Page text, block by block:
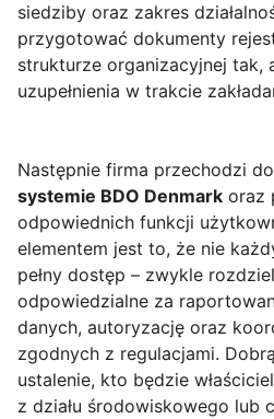
siedziby oraz zakres
przygotować dokumenty
strukturze organizacyjnej tak,
uzupełnienia w trakcie
Następnie firma przechodzi do
systemie BDO Denmark oraz
odpowiednich funkcji
elementem jest to, że nie
pełny dostęp – zwykle
odpowiedzialne za
danych, autoryzację oraz
zgodnych z regulacjami.
ustalenie, kto będzie
z działu środowiskowego lub